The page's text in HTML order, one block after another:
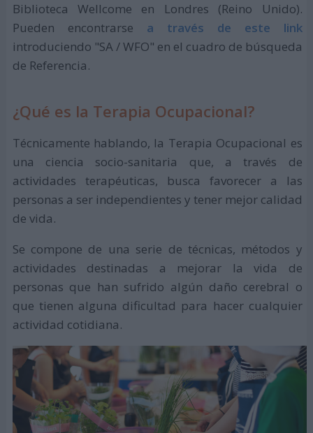
Biblioteca Wellcome en Londres (Reino Unido).
Pueden encontrarse a través de este link
introduciendo "SA / WFO" en el cuadro de búsqueda
de Referencia.
¿Qué es la Terapia Ocupacional?
Técnicamente hablando, la Terapia Ocupacional es
una ciencia socio-sanitaria que, a través de
actividades terapéuticas, busca favorecer a las
personas a ser independientes y tener mejor calidad
de vida.
Se compone de una serie de técnicas, métodos y
actividades destinadas a mejorar la vida de
personas que han sufrido algún daño cerebral o
que tienen alguna dificultad para hacer cualquier
actividad cotidiana.